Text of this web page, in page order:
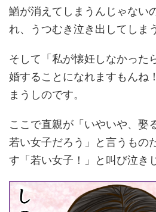
鰌が消えてしまうんじゃない
れ、うつむき泣き出してしま
そして「私が懐妊しなかった
婚することになれますもんね
まうしのです。
ここで直親が「いやいや、娶
若い女子だろう」と言うもの
す「若い女子！」と叫び泣き